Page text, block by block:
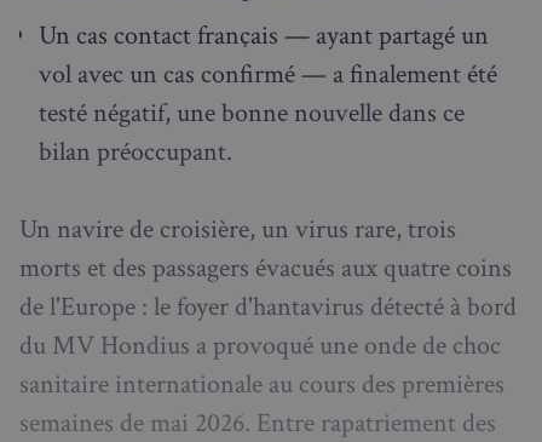
Un cas contact français — ayant partagé un
vol avec un cas confirmé — a finalement été
testé négatif, une bonne nouvelle dans ce
bilan préoccupant.
Un navire de croisière, un virus rare, trois
morts et des passagers évacués aux quatre coins
de l'Europe : le foyer d'hantavirus détecté à bord
du MV Hondius a provoqué une onde de choc
sanitaire internationale au cours des premières
semaines de mai 2026. Entre rapatriement des